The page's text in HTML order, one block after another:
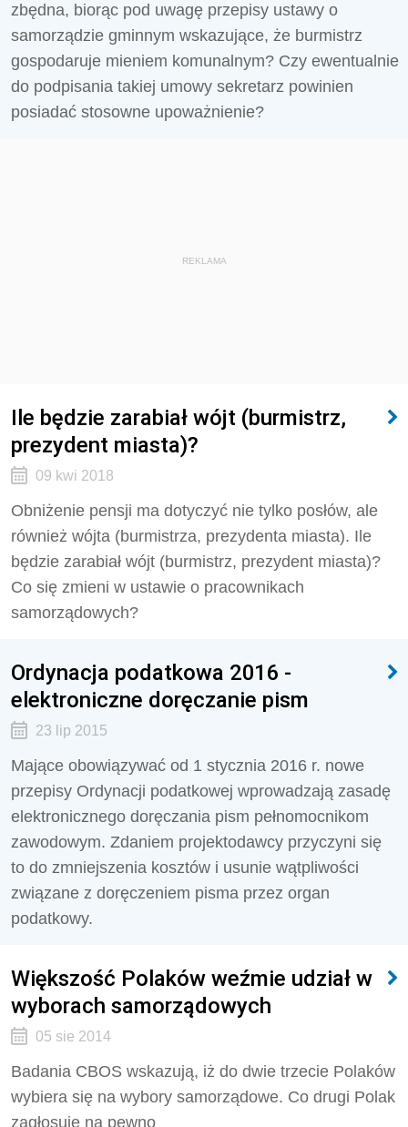
zbędna, biorąc pod uwagę przepisy ustawy o
samorządzie gminnym wskazujące, że burmistrz
gospodaruje mieniem komunalnym? Czy ewentualnie
do podpisania takiej umowy sekretarz powinien
posiadać stosowne upoważnienie?
REKLAMA
Ile będzie zarabiał wójt (burmistrz,
prezydent miasta)?
09 kwi 2018
Obniżenie pensji ma dotyczyć nie tylko posłów, ale
również wójta (burmistrza, prezydenta miasta). Ile
będzie zarabiał wójt (burmistrz, prezydent miasta)?
Co się zmieni w ustawie o pracownikach
samorządowych?
Ordynacja podatkowa 2016 -
elektroniczne doręczanie pism
23 lip 2015
Mające obowiązywać od 1 stycznia 2016 r. nowe
przepisy Ordynacji podatkowej wprowadzają zasadę
elektronicznego doręczania pism pełnomocnikom
zawodowym. Zdaniem projektodawcy przyczyni się
to do zmniejszenia kosztów i usunie wątpliwości
związane z doręczeniem pisma przez organ
podatkowy.
Większość Polaków weźmie udział w
wyborach samorządowych
05 sie 2014
Badania CBOS wskazują, iż do dwie trzecie Polaków
wybiera się na wybory samorządowe. Co drugi Polak
zagłosuje na pewno